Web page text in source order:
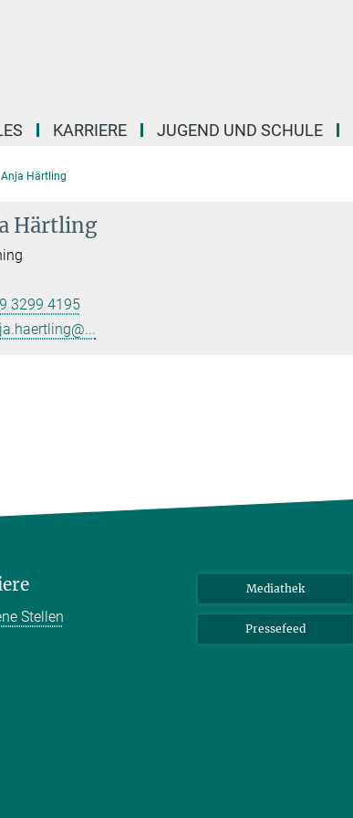
KARRIERE JUGEND UND SCHULE
Anja Härtling
Härtling
3299 4195
Stellen
Mediathek
Pressefeed